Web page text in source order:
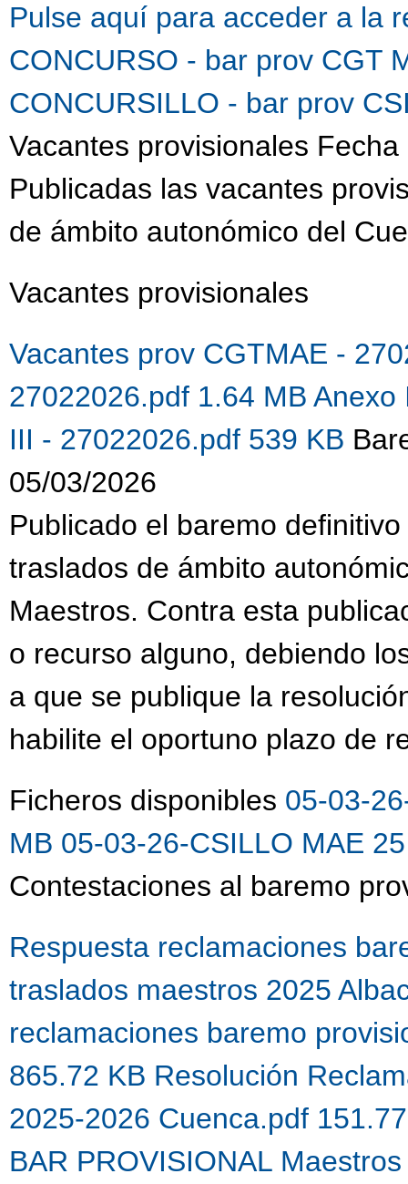
Pulse aquí para acceder a la
CONCURSO - bar prov CGT
CONCURSILLO - bar prov
Vacantes provisionales
Publicadas las vacantes
de ámbito autonómico del
Vacantes provisionales
Vacantes prov CGTMAE -
27022026.pdf 1.64 MB Anexo
III - 27022026.pdf 539 KB
05/03/2026
Publicado el baremo
traslados de ámbito
Maestros. Contra esta
o recurso alguno, debiendo
a que se publique la
habilite el oportuno plazo de
Ficheros disponibles 05-03-
MB 05-03-26-CSILLO MAE
Contestaciones al baremo
Respuesta reclamaciones
traslados maestros 2025
reclamaciones baremo
865.72 KB Resolución
2025-2026 Cuenca.pdf
BAR PROVISIONAL